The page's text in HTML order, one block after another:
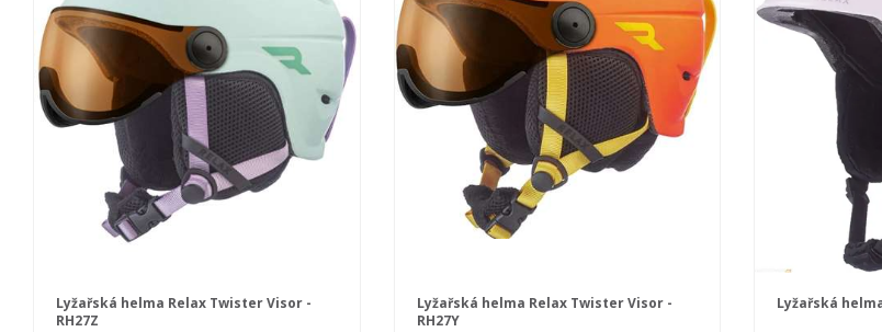
Lyžařská helma Relax Twister Visor -
RH27Z
Lyžařská helma Relax Twister Visor -
RH27Y
Lyžařská